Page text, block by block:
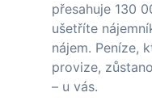
přesahuje 130
ušetříte
nájem. Peníze,
provize,
– u vás.